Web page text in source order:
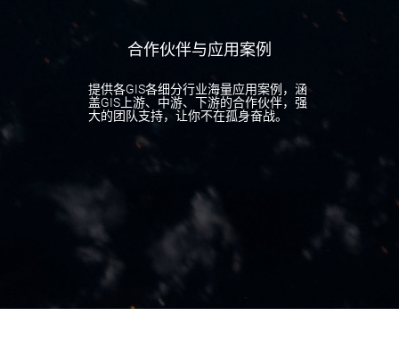
合作伙伴与应用案例
提供各GIS各细分行业海量应用案例，涵
盖GIS上游、中游、下游的合作伙伴，强
大的团队支持，让你不在孤身奋战。